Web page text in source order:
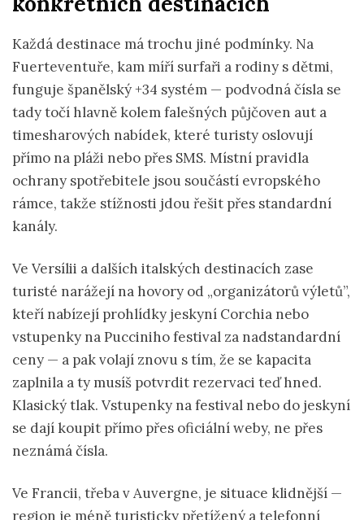
Každá destinace má trochu jiné podmínky. Na
Fuerteventuře, kam míří surfaři a rodiny s dětmi,
funguje španělský +34 systém — podvodná čísla se
tady točí hlavně kolem falešných půjčoven aut a
timesharových nabídek, které turisty oslovují
přímo na pláži nebo přes SMS. Místní pravidla
ochrany spotřebitele jsou součástí evropského
rámce, takže stížnosti jdou řešit přes standardní
kanály.
Ve Versílii a dalších italských destinacích zase
turisté narážejí na hovory od „organizátorů výletů”,
kteří nabízejí prohlídky jeskyní Corchia nebo
vstupenky na Pucciniho festival za nadstandardní
ceny — a pak volají znovu s tím, že se kapacita
zaplnila a ty musíš potvrdit rezervaci teď hned.
Klasický tlak. Vstupenky na festival nebo do jeskyní
se dají koupit přímo přes oficiální weby, ne přes
neznámá čísla.
Ve Francii, třeba v Auvergne, je situace klidnější —
region je méně turisticky přetížený a telefonní